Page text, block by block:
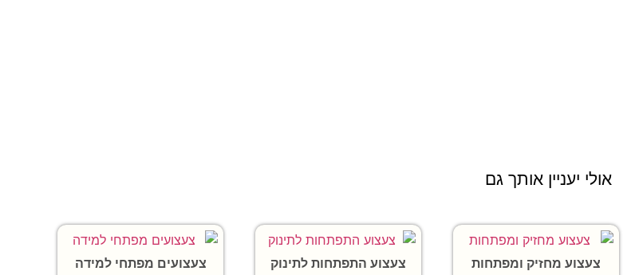
אולי יעניין אותך גם
צעצוע מחזיק ומפתחות צעצוע התפתחות לתינוק צעצועים מפתחי למידה